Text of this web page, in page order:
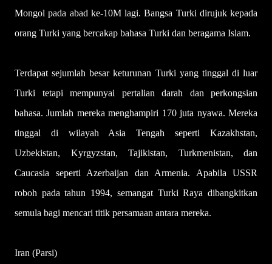
Mongol pada abad ke-10M lagi. Bangsa Turki dirujuk kepada
orang Turki yang bercakap bahasa Turki dan beragama Islam.
Terdapat sejumlah besar keturunan Turki yang tinggal di luar
Turki tetapi mempunyai pertalian darah dan perkongsian
bahasa. Jumlah mereka menghampiri 170 juta nyawa. Mereka
tinggal di wilayah Asia Tengah seperti Kazakhstan,
Uzbekistan, Kyrgyzstan, Tajikistan, Turkmenistan, dan
Caucasia seperti Azerbaijan dan Armenia. Apabila USSR
roboh pada tahun 1994, semangat Turki Raya dibangkitkan
semula bagi mencari titik persamaan antara mereka.
Iran (Parsi)